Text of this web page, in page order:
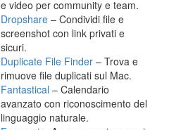
e video per community e team.
Dropshare – Condividi file e
screenshot con link privati e
sicuri.
Duplicate File Finder – Trova e
rimuove file duplicati sul Mac.
Fantastical – Calendario
avanzato con riconoscimento del
linguaggio naturale.